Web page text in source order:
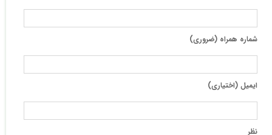
شماره همراه (ضروری)
ایمیل (اختیاری)
نظر